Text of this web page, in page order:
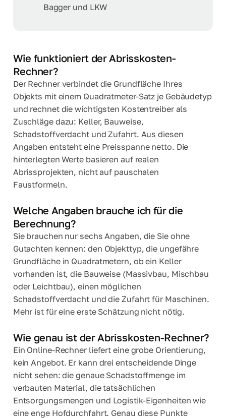
Bagger und LKW
Wie funktioniert der Abrisskosten-
Rechner?
Der Rechner verbindet die Grundfläche Ihres
Objekts mit einem Quadratmeter-Satz je Gebäudetyp
und rechnet die wichtigsten Kostentreiber als
Zuschläge dazu: Keller, Bauweise,
Schadstoffverdacht und Zufahrt. Aus diesen
Angaben entsteht eine Preisspanne netto. Die
hinterlegten Werte basieren auf realen
Abrissprojekten, nicht auf pauschalen
Faustformeln.
Welche Angaben brauche ich für die
Berechnung?
Sie brauchen nur sechs Angaben, die Sie ohne
Gutachten kennen: den Objekttyp, die ungefähre
Grundfläche in Quadratmetern, ob ein Keller
vorhanden ist, die Bauweise (Massivbau, Mischbau
oder Leichtbau), einen möglichen
Schadstoffverdacht und die Zufahrt für Maschinen.
Mehr ist für eine erste Schätzung nicht nötig.
Wie genau ist der Abrisskosten-Rechner?
Ein Online-Rechner liefert eine grobe Orientierung,
kein Angebot. Er kann drei entscheidende Dinge
nicht sehen: die genaue Schadstoffmenge im
verbauten Material, die tatsächlichen
Entsorgungsmengen und Logistik-Eigenheiten wie
eine enge Hofdurchfahrt. Genau diese Punkte